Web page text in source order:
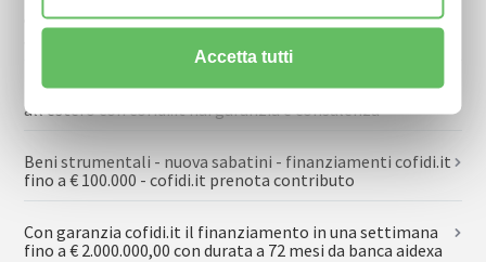
Cofidi.it rilascia polizze fideiussorie alle imprese
assegnatarie di un contributo pubblico
Finanziamenti simest per investimenti delle imprese
all’estero con cofidi.it hai garanzia e consulenza
Beni strumentali - nuova sabatini - finanziamenti cofidi.it
fino a € 100.000 - cofidi.it prenota contributo
Con garanzia cofidi.it il finanziamento in una settimana
fino a € 2.000.000,00 con durata a 72 mesi da banca aidexa
Accetta tutti